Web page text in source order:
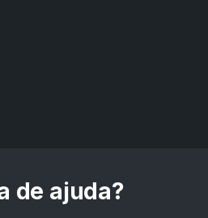
de ajuda?